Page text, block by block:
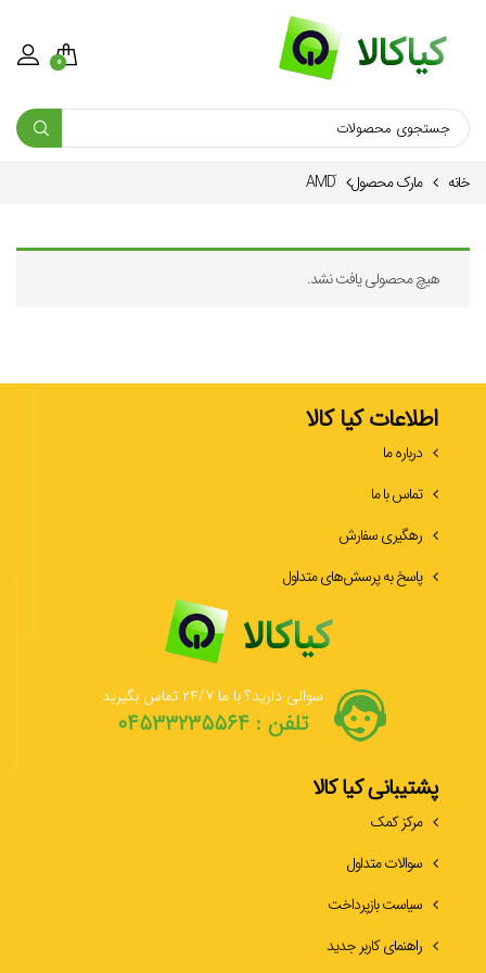
0
خانه مارک محصول
هیچ محصولی یافت نشد.
اطلاعات کیا کالا
درباره ما
تماس با ما
رهگیری سفارش
پاسخ به پرسش‌های متداول
سوالی دارید؟ با ما ۲۴/۷ تماس بگیرید
تلفن : ۰۴۵۳۳۲۳۵۵۶۴
پشتیبانی کیا کالا
مرکز کمک
سوالات متداول
سیاست بازپرداخت
راهنمای کاربر جدید